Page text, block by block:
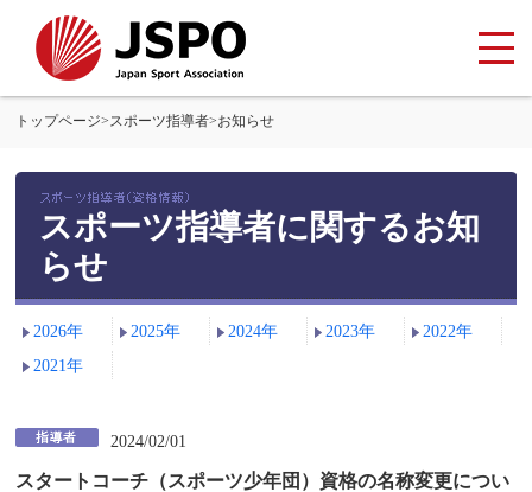
トップページ>スポーツ指導者>お知らせ
スポーツ指導者に関するお知
らせ
2026年 2025年 2024年 2023年
2022年
2021年
2024/02/01
スタートコーチ（スポーツ少年団）資格の名称変更につい